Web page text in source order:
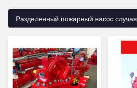
Разделенный пожарный насос случая